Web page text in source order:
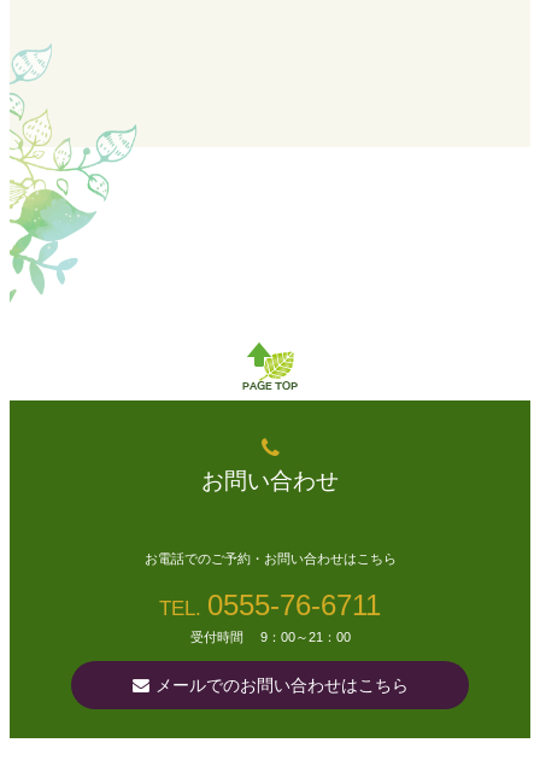
お問い合わせ
お電話でのご予約・お問い合わせはこちら
TEL. 0555-76-6711
受付時間 9：00～21：00
メールでのお問い合わせはこちら